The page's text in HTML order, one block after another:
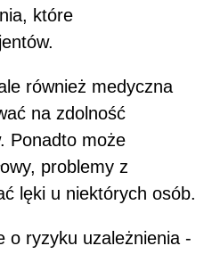
które
również medyczna
na zdolność
Ponadto może
problemy z
lęki u niektórych osób.
o ryzyku uzależnienia -